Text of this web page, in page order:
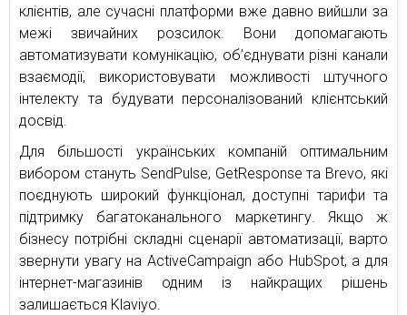
клієнтів, але сучасні платформи вже давно вийшли за
межі звичайних розсилок. Вони допомагають
автоматизувати комунікацію, об’єднувати різні канали
взаємодії, використовувати можливості штучного
інтелекту та будувати персоналізований клієнтський
досвід.
Для більшості українських компаній оптимальним
вибором стануть SendPulse, GetResponse та Brevo, які
поєднують широкий функціонал, доступні тарифи та
підтримку багатоканального маркетингу. Якщо ж
бізнесу потрібні складні сценарії автоматизації, варто
звернути увагу на ActiveCampaign або HubSpot, а для
інтернет-магазинів одним із найкращих рішень
залишається Klaviyo.